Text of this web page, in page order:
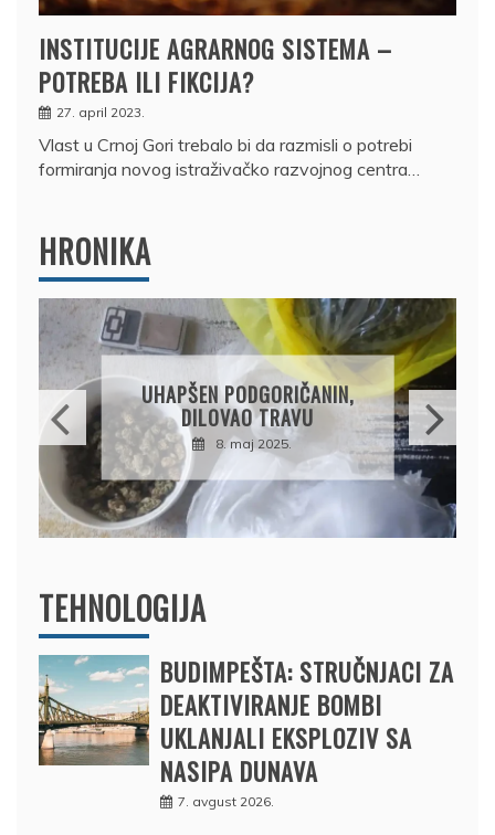
INSTITUCIJE AGRARNOG SISTEMA –
POTREBA ILI FIKCIJA?
27. april 2023.
Vlast u Crnoj Gori trebalo bi da razmisli o potrebi
formiranja novog istraživačko razvojnog centra…
HRONIKA
UHAPŠEN PODGORIČANIN,
DILOVAO TRAVU
8. maj 2025.
TEHNOLOGIJA
BUDIMPEŠTA: STRUČNJACI ZA
DEAKTIVIRANJE BOMBI
UKLANJALI EKSPLOZIV SA
NASIPA DUNAVA
7. avgust 2026.